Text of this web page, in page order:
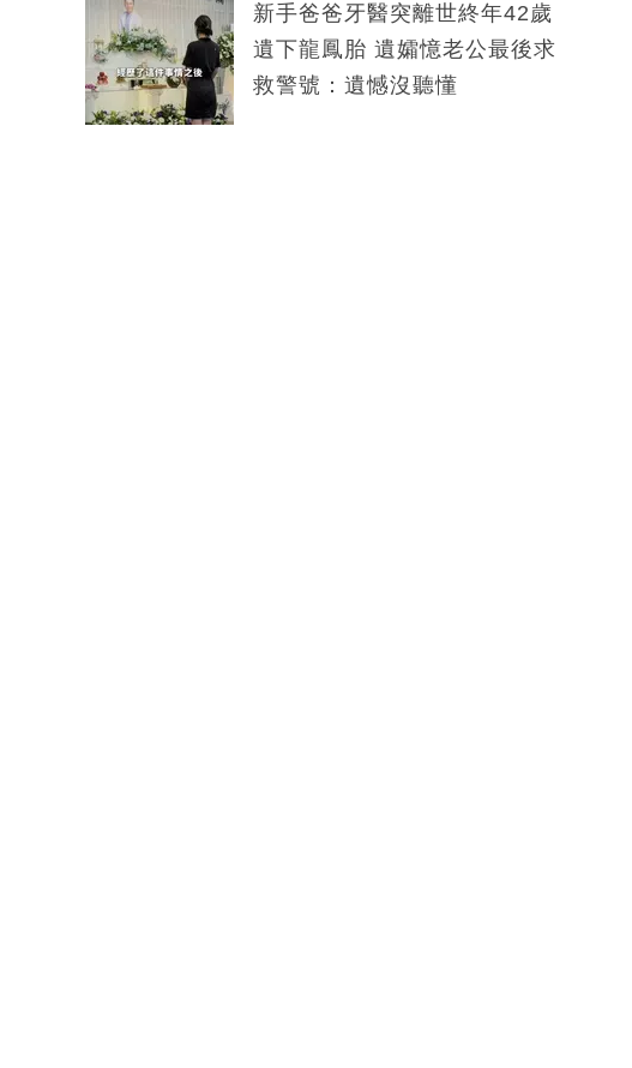
新手爸爸牙醫突離世終年42歲
遺下龍鳳胎 遺孀憶老公最後求
救警號：遺憾沒聽懂